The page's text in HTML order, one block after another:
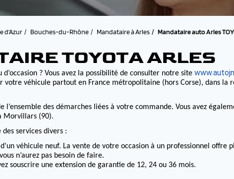
d'Azur Bouches-du-Rhône Mandataire à Arles Mandataire auto Arles
TOYOTA ARLES
d’occasion ? Vous avez la possibilité de consulter notre site
votre véhicule partout en France métropolitaine (hors Corse), dans la
l’ensemble des démarches liées à votre commande. Vous avez
Morvillars (90).
services divers :
véhicule neuf. La vente de votre occasion à un professionnel
n’aurez pas besoin de faire.
souscrire une extension de garantie de 12, 24 ou 36 mois.